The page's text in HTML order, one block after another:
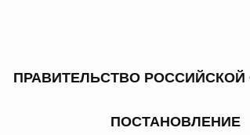
ПРАВИТЕЛЬСТВО
ПОСТАНОВЛЕНИЕ
к ним